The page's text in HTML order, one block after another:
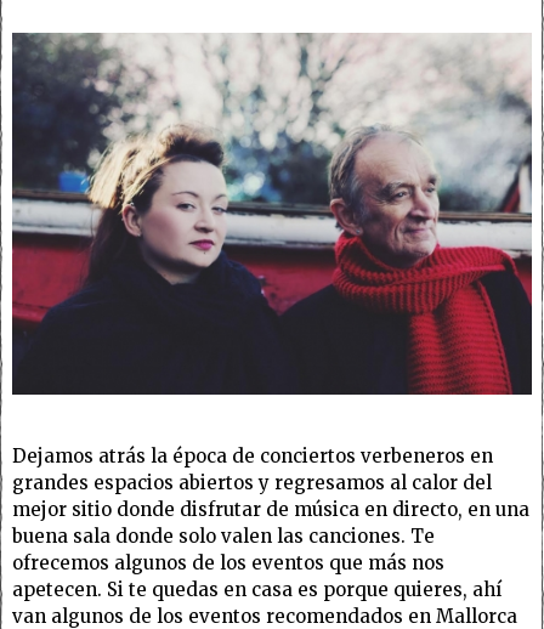
Dejamos atrás la época de conciertos verbeneros en
grandes espacios abiertos y regresamos al calor del
mejor sitio donde disfrutar de música en directo, en una
buena sala donde solo valen las canciones. Te
ofrecemos algunos de los eventos que más nos
apetecen. Si te quedas en casa es porque quieres, ahí
van algunos de los eventos recomendados en Mallorca